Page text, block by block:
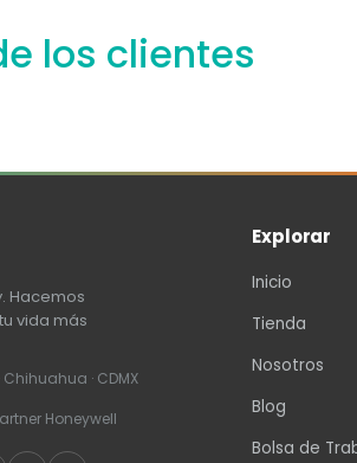
los clientes
Hacemos
vida más
Chihuahua · CDMX
Honeywell
Explorar
Inicio
Tienda
Nosotros
Blog
Bolsa de